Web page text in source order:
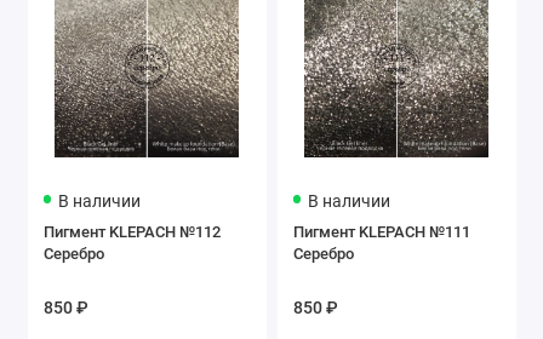
В наличии
Пигмент KLEPACH №112
Серебро
850 ₽
В наличии
Пигмент KLEPACH №111
Серебро
850 ₽